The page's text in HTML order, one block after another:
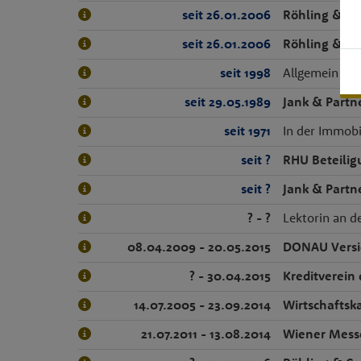
seit 26.01.2006
Röhling &
seit 26.01.2006
Röhling &
seit 1998
Allgemein
seit 29.05.1989
Jank &
seit 1971
In der
seit ?
RHU
seit ?
Jank &
? - ?
Lektorin an
08.04.2009 - 20.05.2015
DONAU
? - 30.04.2015
Kreditverein
14.07.2005 - 23.09.2014
21.07.2011 - 13.08.2014
Wiener